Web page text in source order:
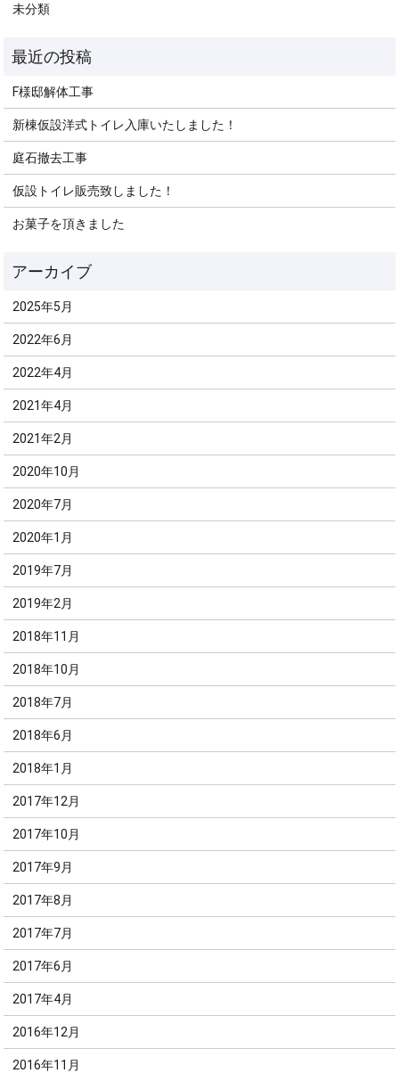
未分類
F様邸解体工事
新棟仮設洋式トイレ入庫いたしました！
庭石撤去工事
仮設トイレ販売致しました！
お菓子を頂きました
2025年5月
2022年6月
2022年4月
2021年4月
2021年2月
2020年10月
2020年7月
2020年1月
2019年7月
2019年2月
2018年11月
2018年10月
2018年7月
2018年6月
2018年1月
2017年12月
2017年10月
2017年9月
2017年8月
2017年7月
2017年6月
2017年4月
2016年12月
2016年11月